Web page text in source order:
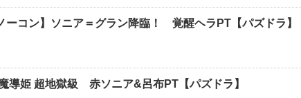
ーコン】ソニア＝グラン降臨！ 覚醒ヘラPT【パズドラ】
導姫 超地獄級 赤ソニア&呂布PT【パズドラ】